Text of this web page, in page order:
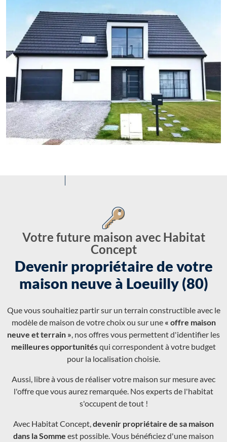
Votre future maison avec Habitat
Concept
Devenir propriétaire de votre
maison neuve à Loeuilly (80)
Que vous souhaitiez partir sur un terrain constructible avec le
modèle de maison de votre choix ou sur une « offre maison
neuve et terrain », nos offres vous permettent d'identifier les
meilleures opportunitésqui correspondent à votre budget
pour la localisation choisie.
Aussi, libre à vous de réaliser votre maison sur mesure avec
l'offre que vous aurez remarquée. Nos experts de l'habitat
s'occupent de tout !
Avec Habitat Concept,devenir propriétaire de sa maison
dans la Somme est possible. Vous bénéficiez d'une maison